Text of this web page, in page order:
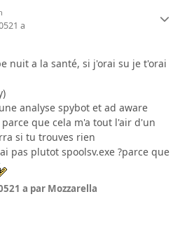
21 a
nuit a la santé, si j'orai su je t'orai
analyse spybot et ad aware
parce que cela m'a tout l'air d'un
si tu trouves rien
pas plutot spoolsv.exe ?parce que
21 a par Mozzarella